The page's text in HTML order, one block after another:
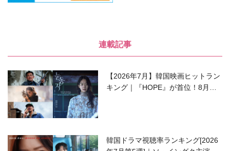
連載記事
【2026年7月】韓国映画ヒットラン
キング｜『HOPE』が首位！8月公
韓国ドラマ視聴率ランキング[2026